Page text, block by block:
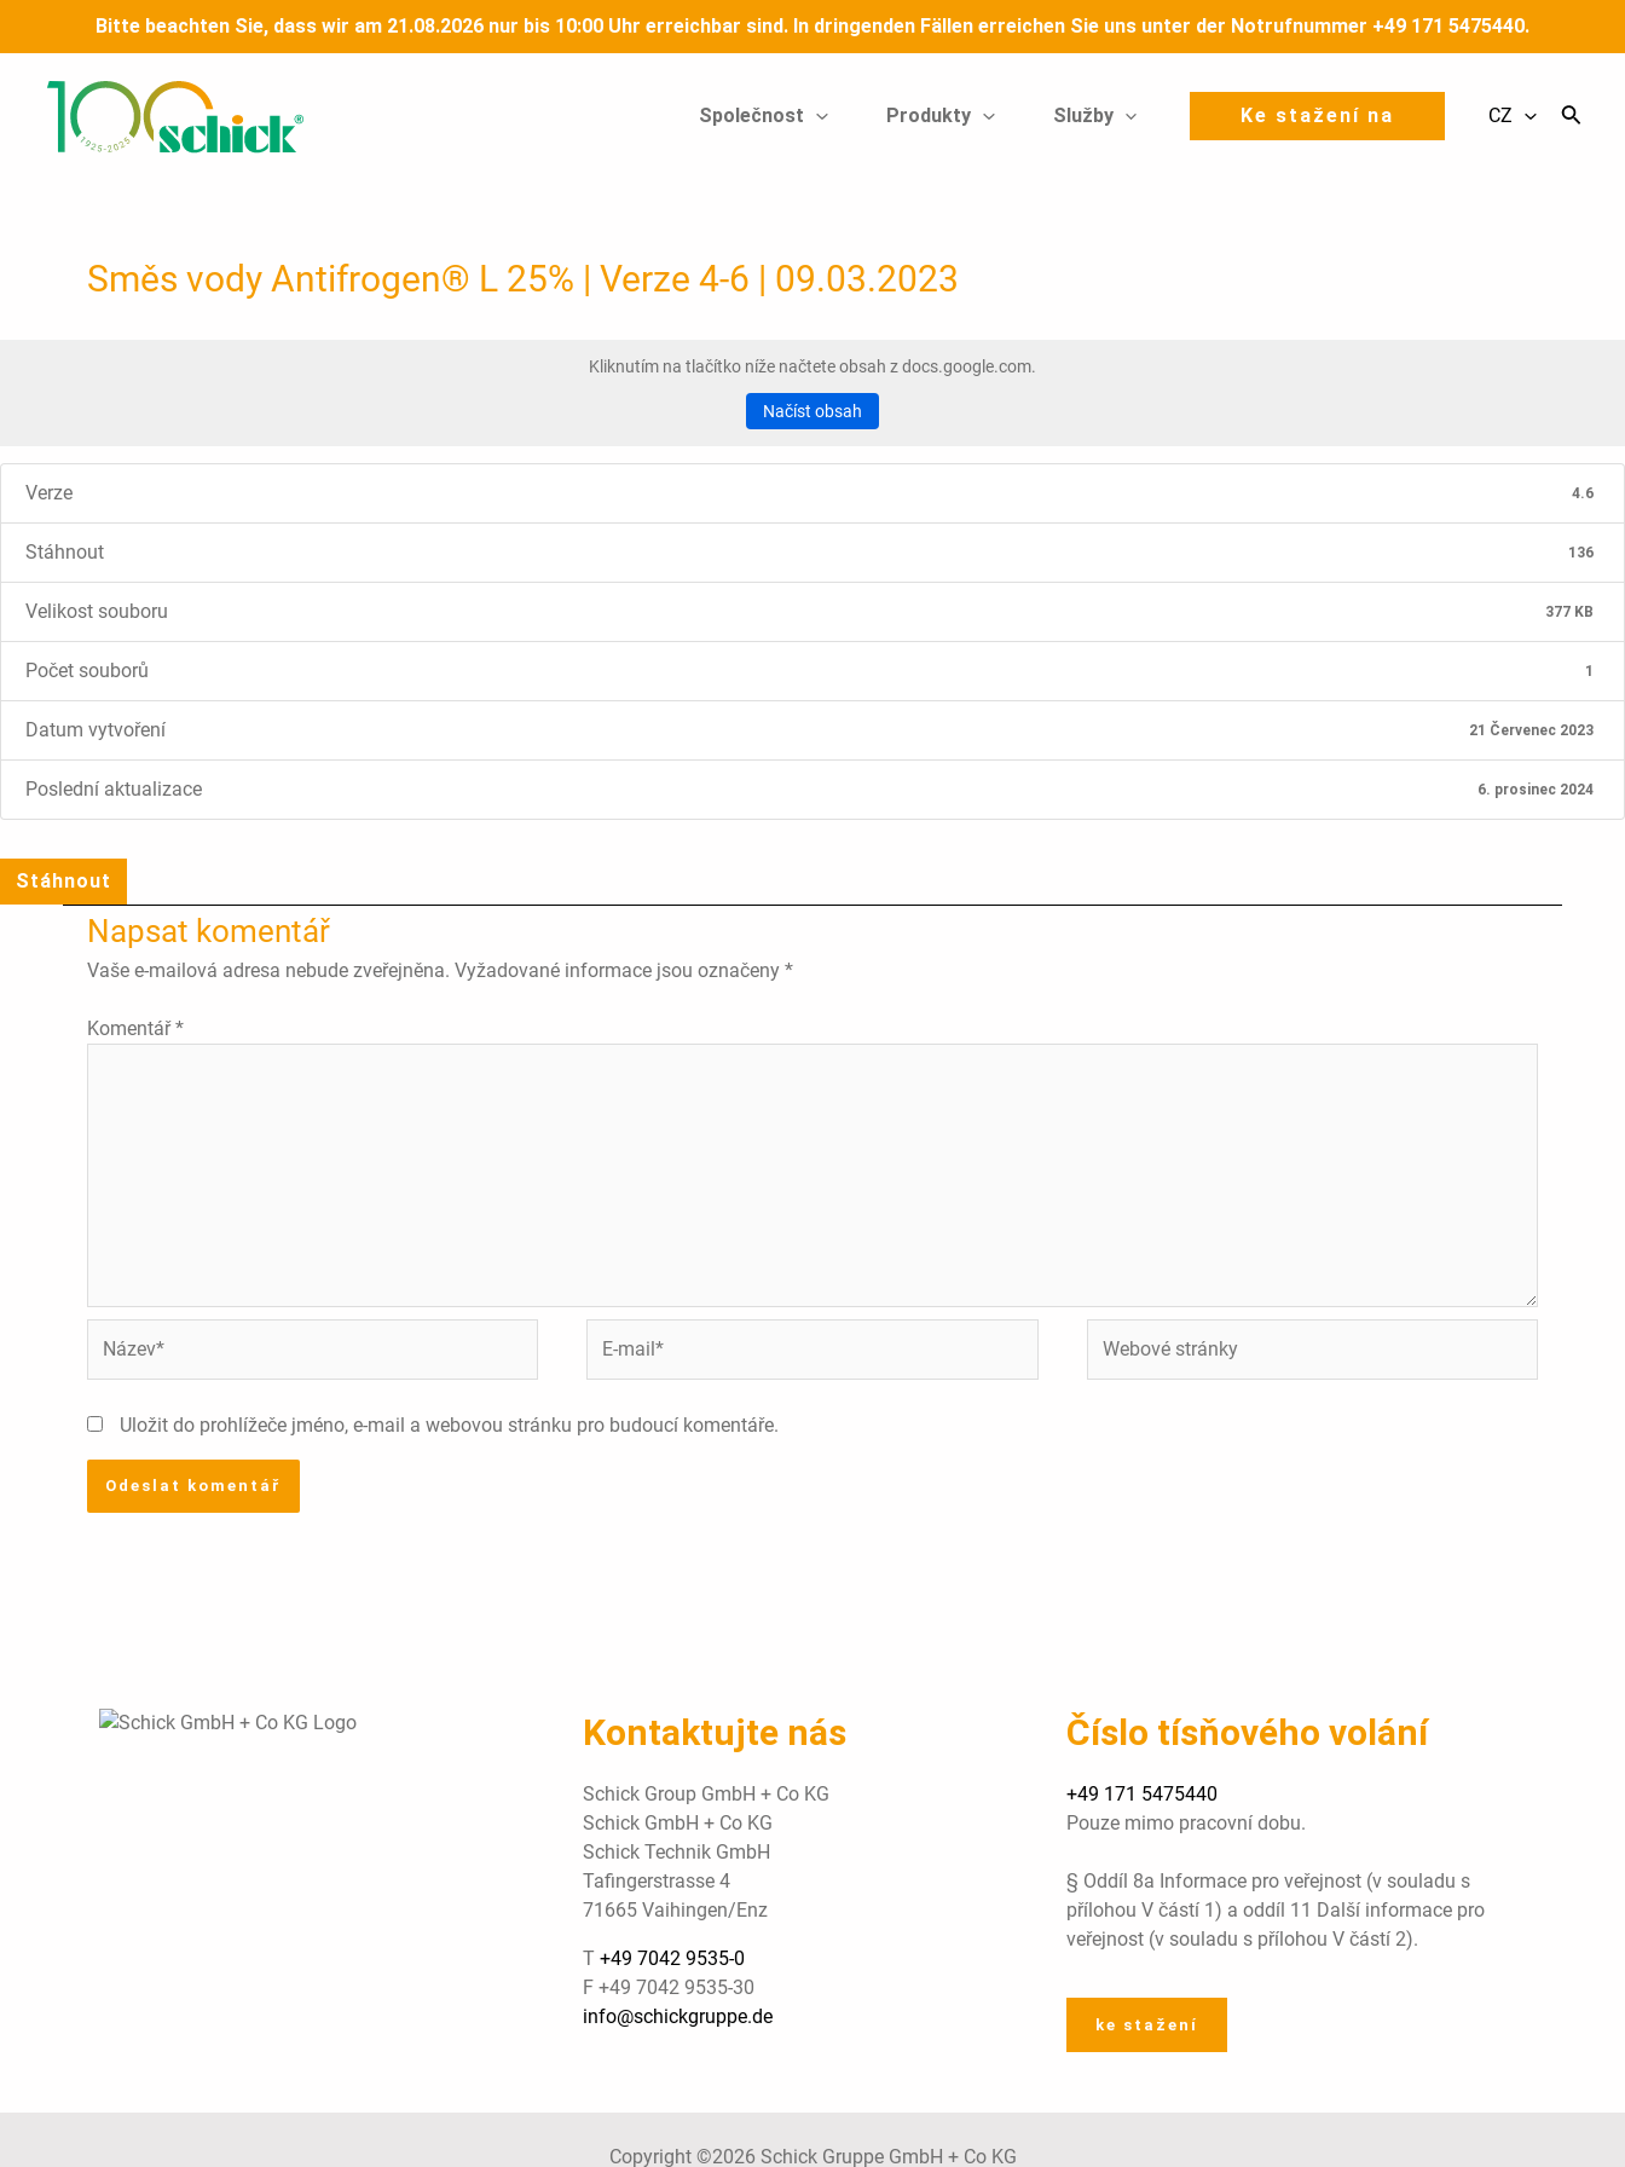
Bitte beachten Sie, dass wir am 21.08.2026 nur bis 10:00 Uhr erreichbar sind. In dringenden Fällen erreichen Sie uns unter der Notrufnummer +49 171 5475440.
Společnost
Produkty Služby Ke stažení na CZ
Směs vody Antifrogen® L 25% | Verze 4-6 | 09.03.2023
Kliknutím na tlačítko níže načtete obsah z docs.google.com.
Načíst obsah
Verze 4.6
Stáhnout 136
Velikost souboru 377 KB
Počet souborů 1
Datum vytvoření 21 Červenec 2023
Poslední aktualizace 6. prosinec 2024
Stáhnout
Napsat komentář
Vaše e-mailová adresa nebude zveřejněna. Vyžadované informace jsou označeny *
Komentář*
mail*
stránky
Uložit do prohlížeče jméno, e-mail a webovou stránku pro budoucí komentáře.
Kontaktujte nás
Schick Group GmbH + Co KG
Schick GmbH + Co KG
Schick Technik GmbH
Tafingerstrasse 4
71665 Vaihingen/Enz
T +49 7042 9535-0
F +49 7042 9535-30
info@schickgruppe.de
Číslo tísňového volání
+49 171 5475440
Pouze mimo pracovní dobu.
§ Oddíl 8a Informace pro veřejnost (v souladu s
přílohou V částí 1) a oddíl 11 Další informace pro
veřejnost (v souladu s přílohou V částí 2).
ke stažení
Copyright ©2026 Schick Gruppe GmbH + Co KG